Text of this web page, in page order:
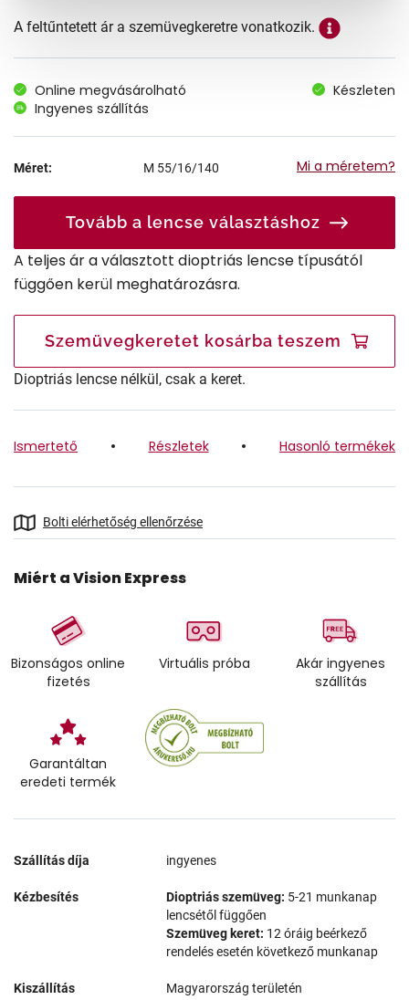
A feltűntetett ár a szemüvegkeretre vonatkozik.
Online megvásárolható
Készleten
Ingyenes szállítás
Méret: M 55/16/140 Mi a méretem?
Tovább a lencse választáshoz
A teljes ár a választott dioptriás lencse típusától
függően kerül meghatározásra.
Szemüvegkeretet kosárba teszem
Dioptriás lencse nélkül, csak a keret.
Ismertető Részletek Hasonló termékek
Bolti elérhetőség ellenőrzése
Miért a Vision Express
Bizonságos online
fizetés
Virtuális próba
Akár ingyenes
szállítás
Garantáltan
eredeti termék
Szállítás díja ingyenes
Kézbesítés Dioptriás szemüveg: 5-21 munkanap
lencsétől függően
Szemüveg keret: 12 óráig beérkező
rendelés esetén következő munkanap
Kiszállítás Magyarország területén